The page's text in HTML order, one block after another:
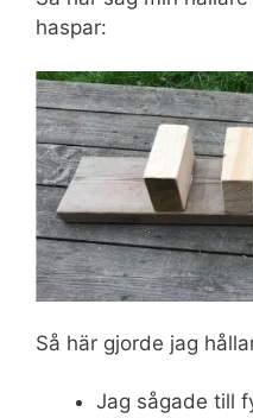
haspar:
Så här gjorde jag
Jag sågade till